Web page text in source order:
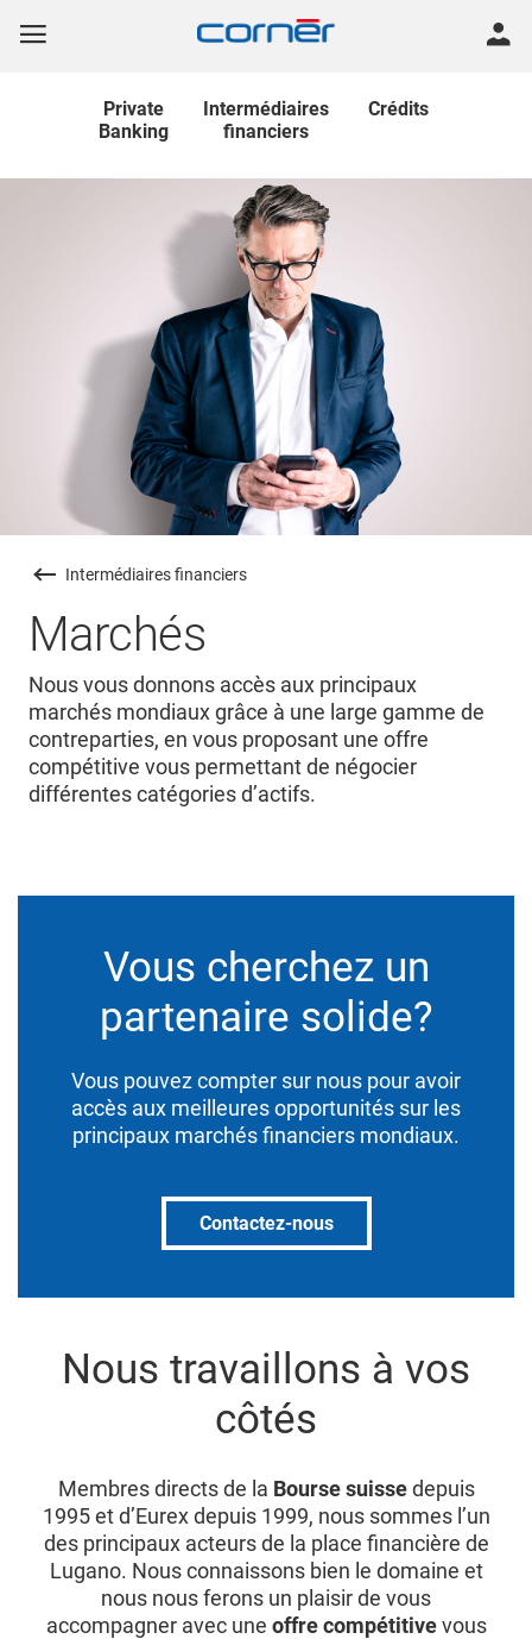
Private
Banking
Intermédiaires
financiers
Crédits
Intermédiaires financiers
Marchés
Nous vous donnons accès aux principaux
marchés mondiaux grâce à une large gamme de
contreparties, en vous proposant une offre
compétitive vous permettant de négocier
différentes catégories d’actifs.
Vous cherchez un
partenaire solide?
Vous pouvez compter sur nous pour avoir
accès aux meilleures opportunités sur les
principaux marchés financiers mondiaux.
Contactez-nous
Nous travaillons à vos
côtés
Membres directs de la Bourse suissedepuis
1995 et d’Eurex depuis 1999, nous sommes l’un
des principaux acteurs de la place financière de
Lugano. Nous connaissons bien le domaine et
nous nous ferons un plaisir de vous
accompagner avec une offre compétitivevous